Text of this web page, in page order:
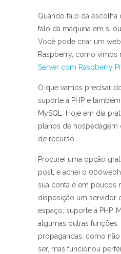
Quando falo da
falo da máquina em si
Você pode criar um
Raspberry, como vimos
Server com Raspberry Pi
O que vamos precisar
suporte à PHP e
MySQL. Hoje em dia
planos de hospedagem
de recurso.
Procurei uma opção
post, e achei o
sua conta e em poucos
disposição um servidor
espaço, suporte à PHP,
algumas outras
propagandas, como
ser, mas funcionou